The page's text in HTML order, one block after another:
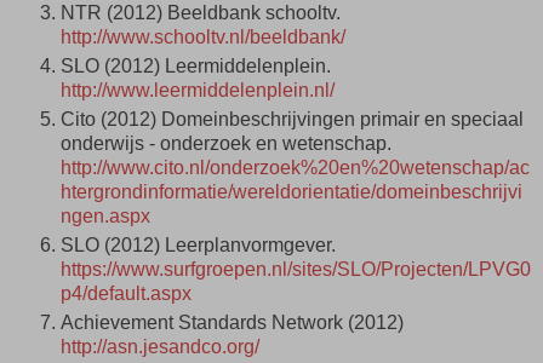
NTR (2012) Beeldbank schooltv.
http://www.schooltv.nl/beeldbank/
SLO (2012) Leermiddelenplein.
http://www.leermiddelenplein.nl/
Cito (2012) Domeinbeschrijvingen primair en speciaal
onderwijs - onderzoek en wetenschap.
http://www.cito.nl/onderzoek%20en%20wetenschap/ac
htergrondinformatie/wereldorientatie/domeinbeschrijvi
ngen.aspx
SLO (2012) Leerplanvormgever.
https://www.surfgroepen.nl/sites/SLO/Projecten/LPVG0
p4/default.aspx
Achievement Standards Network (2012)
http://asn.jesandco.org/